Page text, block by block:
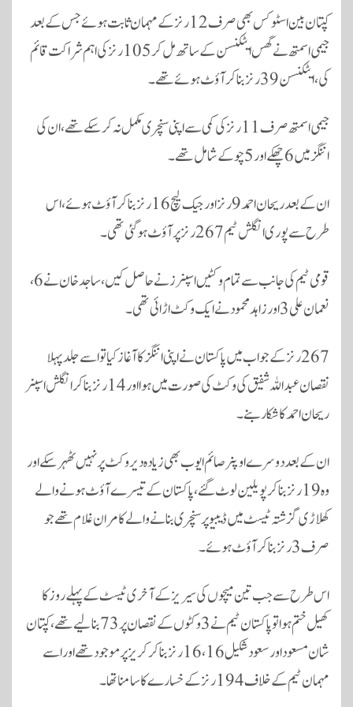
کپتان بین اسٹوکس بھی صرف 12 رنز کے مہمان ثابت ہوئے جس کے بعد
جیمی اسمتھ نے گس ایٹکنسن کے ساتھ مل کر 105 رنز کی اہم شراکت قائم
کی، ایٹکنسن 39 رنز بناکر آؤٹ ہوئے تھے۔
جیمی اسمتھ صرف 11 رنز کی کمی سے اپنی سنچری مکمل نہ کرسکے تھے، ان کی
اننگز میں 6 چھکے اور 5 چوکے شامل تھے۔
ان کے بعد ریحان احمد 9 رنز اور جیک لیچ 16 رنز بنا کر آؤٹ ہوئے، اس
طرح سے پوری انگلش ٹیم 267 رنز پر آؤٹ ہوگئی تھی۔
قومی ٹیم کی جانب سے تمام وکٹیں اسپنرز نے حاصل کیں، ساجد خان نے 6،
نعمان علی 3 اور زاہد محمود نے ایک وکٹ اڑائی تھی۔
267 رنز کے جواب میں پاکستان نے اپنی اننگز کا آغاز کیا تو اسے جلد پہلا
نقصان عبد اللہ شفیق کی وکٹ کی صورت میں ہوا اور 14 رنز بنا کر انگلش اسپنر
ریحان احمد کا شکار بنے۔
ان کے بعد دوسرے اوپنر صائم ایوب بھی زیادہ دیر وکٹ پر نہیں ٹھہر سکے اور
وہ 19 رنز بنا کر پویلین لوٹ گئے، پاکستان کے تیسرے آؤٹ ہونے والے
کھلاڑی گزشتہ ٹیسٹ میں ڈیبیو پر سنچری بنانے والے کامران غلام تھے جو
صرف 3 رنز بنا کر آؤٹ ہوئے۔
اس طرح سے جب تین میچوں کی سیریز کے آخری ٹیسٹ کے پہلے روز کا
کھیل ختم ہوا تو پاکستان ٹیم نے 3 وکٹوں کے نقصان پر 73 بنا لیے تھے، کپتان
شان مسعود اور سعود شکیل 16، 16 رنز بنا کر کریز پر موجود تھے اور اسے
مہمان ٹیم کے خلاف 194 رنز کے خسارے کا سامنا تھا۔